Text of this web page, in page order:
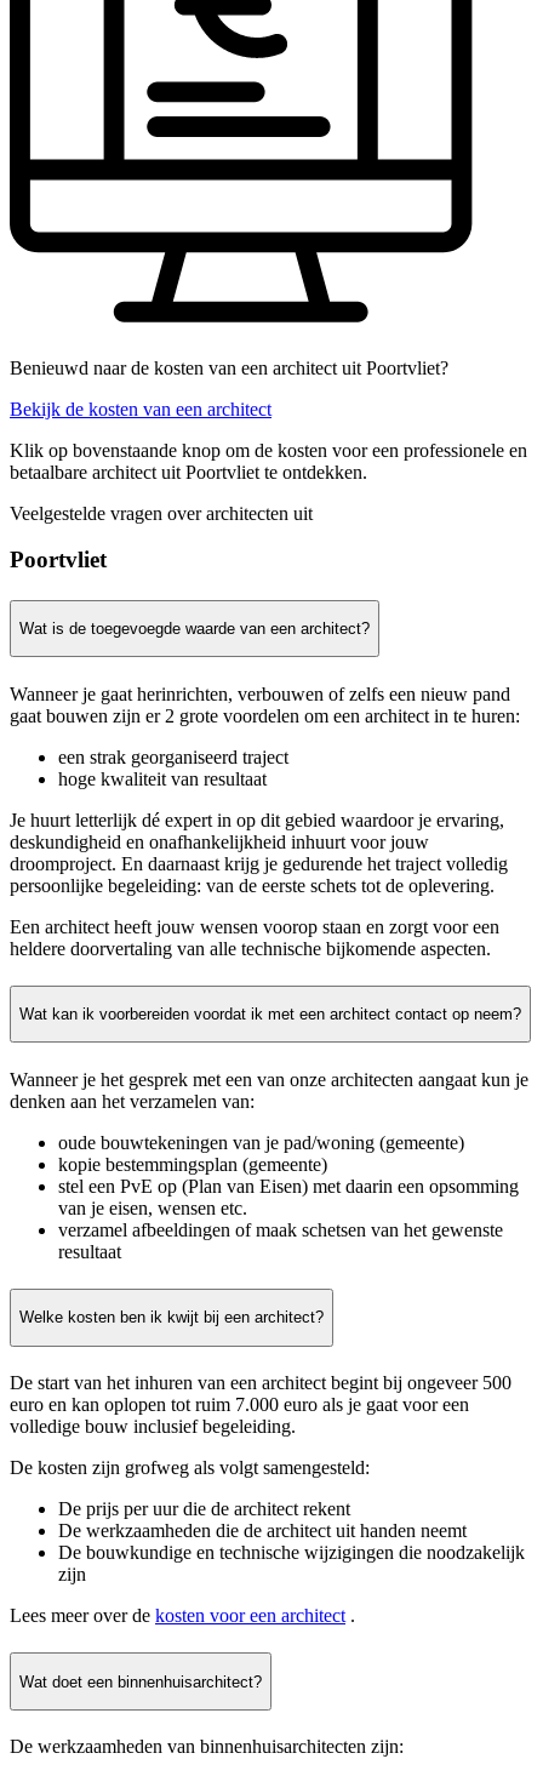
Benieuwd naar de kosten van een architect uit Poortvliet?
Bekijk de kosten van een architect
Klik op bovenstaande knop om de kosten voor een professionele en
betaalbare architect uit Poortvliet te ontdekken.
Veelgestelde vragen over architecten uit
Poortvliet
Wat is de toegevoegde waarde van een architect?
Wanneer je gaat herinrichten, verbouwen of zelfs een nieuw pand
gaat bouwen zijn er 2 grote voordelen om een architect in te huren:
een strak georganiseerd traject
hoge kwaliteit van resultaat
Je huurt letterlijk dé expert in op dit gebied waardoor je ervaring,
deskundigheid en onafhankelijkheid inhuurt voor jouw
droomproject. En daarnaast krijg je gedurende het traject volledig
persoonlijke begeleiding: van de eerste schets tot de oplevering.
Een architect heeft jouw wensen voorop staan en zorgt voor een
heldere doorvertaling van alle technische bijkomende aspecten.
Wat kan ik voorbereiden voordat ik met een architect contact op neem?
Wanneer je het gesprek met een van onze architecten aangaat kun je
denken aan het verzamelen van:
oude bouwtekeningen van je pad/woning (gemeente)
kopie bestemmingsplan (gemeente)
stel een PvE op (Plan van Eisen) met daarin een opsomming
van je eisen, wensen etc.
verzamel afbeeldingen of maak schetsen van het gewenste
resultaat
Welke kosten ben ik kwijt bij een architect?
De start van het inhuren van een architect begint bij ongeveer 500
euro en kan oplopen tot ruim 7.000 euro als je gaat voor een
volledige bouw inclusief begeleiding.
De kosten zijn grofweg als volgt samengesteld:
De prijs per uur die de architect rekent
De werkzaamheden die de architect uit handen neemt
De bouwkundige en technische wijzigingen die noodzakelijk
zijn
Lees meer over de kosten voor een architect .
Wat doet een binnenhuisarchitect?
De werkzaamheden van binnenhuisarchitecten zijn: